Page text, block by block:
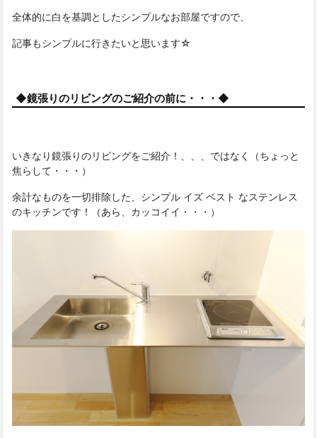
全体的に白を基調としたシンプルなお部屋ですので、
記事もシンプルに行きたいと思います☆
◆鏡張りのリビングのご紹介の前に・・・◆
いきなり鏡張りのリビングをご紹介！、、、ではなく（ちょっと
焦らして・・・）
余計なものを一切排除した、シンプル イズ ベスト なステンレス
のキッチンです！（あら、カッコイイ・・・）